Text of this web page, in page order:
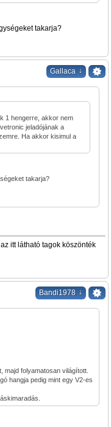
takarja?
Gallaca ↓
1 hengerre, akkor nem
jeladójának a
Ha akkor kisimul a
takarja?
az itt látható tagok köszönték
Bandi1978 ↓
majd folyamatosan világított.
hangja pedig mint egy V2-es